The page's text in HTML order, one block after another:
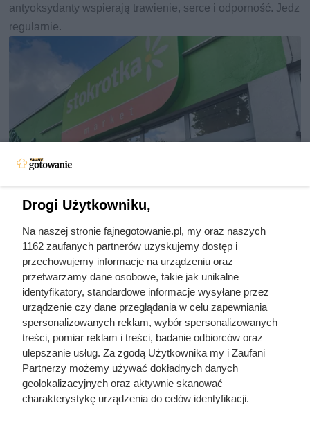
antyoksydanty wspierają trawienie, serce i odporność. Jedz
regularnie.
Szok od czwartku w Stokrotce!
Kawa za darmo bez limitu
W najnowszej gazetce aktualnej od czwartku rządzi
promocja na słynną kawę. Jedno opakowanie za free, a
oprócz tego mnóstwo atrakcyjnych rabatów.
Drogi Użytkowniku,
Na naszej stronie fajnegotowanie.pl, my oraz naszych
1162 zaufanych partnerów uzyskujemy dostęp i
przechowujemy informacje na urządzeniu oraz
przetwarzamy dane osobowe, takie jak unikalne
identyfikatory, standardowe informacje wysyłane przez
urządzenie czy dane przeglądania w celu zapewniania
spersonalizowanych reklam, wybór spersonalizowanych
treści, pomiar reklam i treści, badanie odbiorców oraz
ulepszanie usług. Za zgodą Użytkownika my i Zaufani
Partnerzy możemy używać dokładnych danych
geolokalizacyjnych oraz aktywnie skanować
charakterystykę urządzenia do celów identyfikacji.